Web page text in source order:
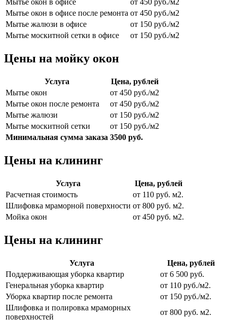
Мытье окон в офисе
от 450 руб./м2
Мытье окон в офисе после ремонта от 450 руб./м2
Мытье жалюзи в офисе
от 150 руб./м2
Мытье москитной сетки в офисе
от 150 руб./м2
Цены на мойку окон
Услуга
Цена, рублей
Мытье окон
от 450 руб./м2
Мытье окон после ремонта
от 450 руб./м2
Мытье жалюзи
от 150 руб./м2
Мытье москитной сетки
от 150 руб./м2
Минимальная сумма заказа 3500 руб.
Цены на клининг
Услуга
Цена, рублей
Расчетная стоимость
от 110 руб. м2.
Шлифовка мраморной поверхности от 800 руб. м2.
Мойка окон
от 450 руб. м2.
Цены на клининг
Услуга
Цена, рублей
Поддерживающая уборка квартир
от 6 500 руб.
Генеральная уборка квартир
от 110 руб./м2.
Уборка квартир после ремонта
от 150 руб./м2.
Шлифовка и полировка мраморных
поверхностей
от 800 руб. м2.